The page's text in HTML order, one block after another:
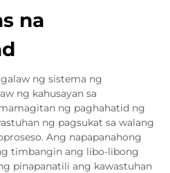
na
ng sistema ng
ng kahusayan sa
ng paghahatid ng
ng pagsukat sa walang
Ang napapanahong
timbangin ang libo-libong
pinapanatili ang kawastuhan